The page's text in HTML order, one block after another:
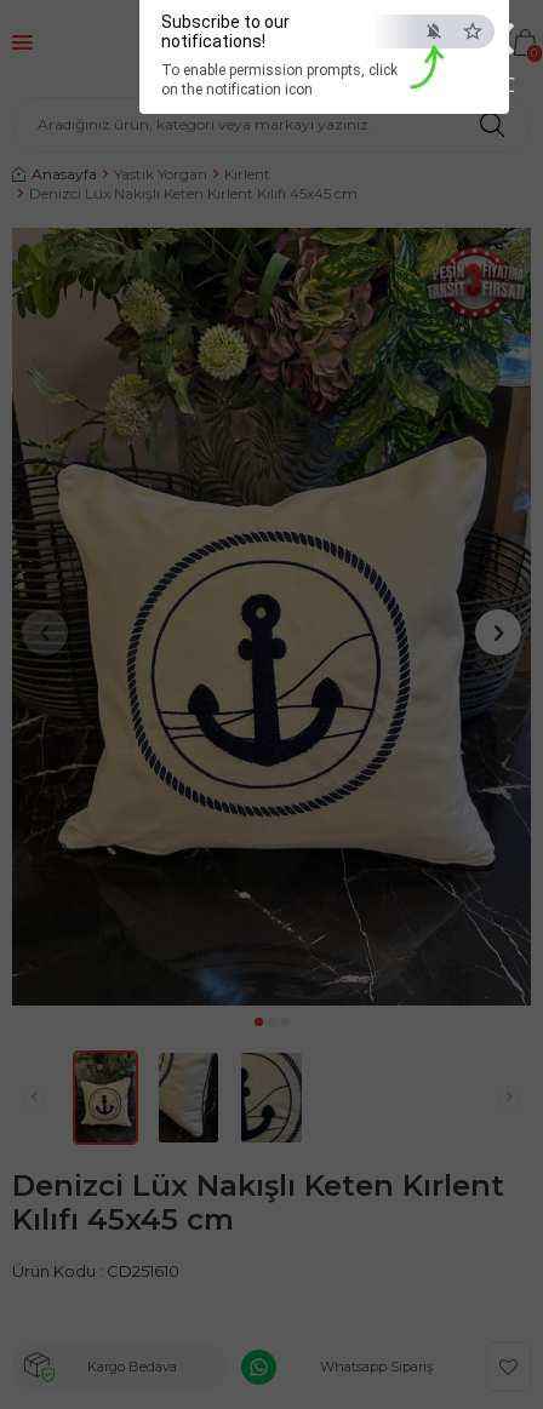
×
ESC
Subscribe to our
notifications!
To enable permission prompts, click
on the notification icon
0
Anasayfa Yastık Yorgan
Kırlent
Denizci Lüx Nakışlı Keten Kırlent Kılıfı 45x45 cm
Denizci Lüx Nakışlı Keten Kırlent
Kılıfı 45x45 cm
Ürün Kodu : CD251610
Kargo Bedava Whatsapp Sipariş